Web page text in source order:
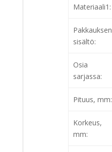
Materiaali1:
Pakkauksen
sisältö:
Osia
sarjassa:
Pituus, mm:
Korkeus,
mm: